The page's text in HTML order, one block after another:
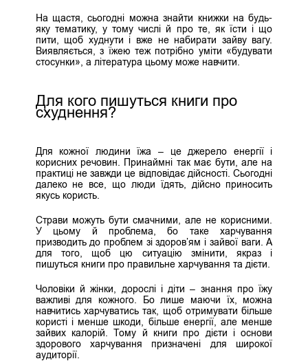
На щастя, сьогодні можна знайти книжки на будь-
яку тематику, у тому числі й про те, як їсти і що
пити, щоб худнути і вже не набирати зайву вагу.
Виявляється, з їжею теж потрібно уміти «будувати
стосунки», а література цьому може навчити.
Для кого пишуться книги про
схуднення?
Для кожної людини їжа – це джерело енергії і
корисних речовин. Принаймні так має бути, але на
практиці не завжди це відповідає дійсності. Сьогодні
далеко не все, що люди їдять, дійсно приносить
якусь користь.
Страви можуть бути смачними, але не корисними.
У цьому й проблема, бо таке харчування
призводить до проблем зі здоров’ям і зайвої ваги. А
для того, щоб цю ситуацію змінити, якраз і
пишуться книги про правильне харчування та дієти.
Чоловіки й жінки, дорослі і діти – знання про їжу
важливі для кожного. Бо лише маючи їх, можна
навчитись харчуватись так, щоб отримувати більше
користі і менше шкоди, більше енергії, але менше
зайвих калорій. Тому й книги про дієти і основи
здорового харчування призначені для широкої
аудиторії.